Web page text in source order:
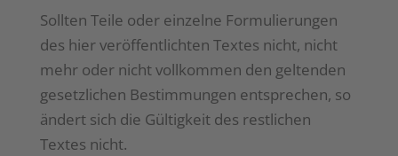
Sollten Teile oder einzelne Formulierungen
des hier veröffentlichten Textes nicht, nicht
mehr oder nicht vollkommen den geltenden
gesetzlichen Bestimmungen entsprechen, so
ändert sich die Gültigkeit des restlichen
Textes nicht.